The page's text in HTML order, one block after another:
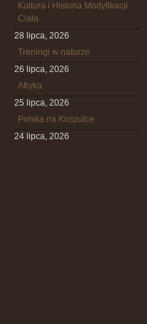
Kultura i Historia Modyfikacji
Ciała
28 lipca, 2026
Treningi w naturze
26 lipca, 2026
Afryka
25 lipca, 2026
Polska na Koszulce
24 lipca, 2026